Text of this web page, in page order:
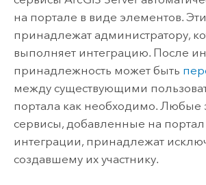
на портале в виде элементов.
принадлежат администратору,
выполняет интеграцию. После
принадлежность может быть
между существующими
портала как необходимо.
сервисы, добавленные на
интеграции, принадлежат
создавшему их участнику.